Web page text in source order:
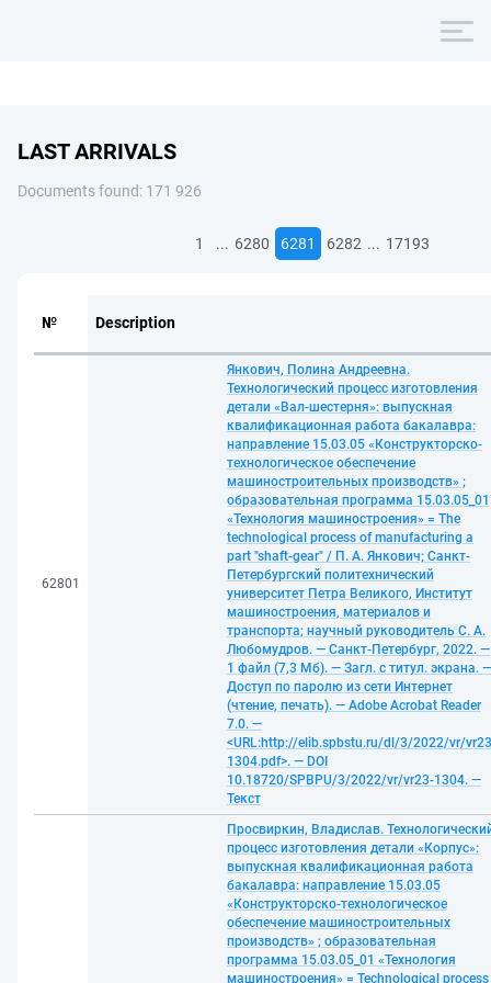
LAST ARRIVALS
Documents found: 171 926
1 ... 6280 6281 6282 ... 17193
№ Description
62801
Янкович, Полина Андреевна.
Технологический процесс изготовления
детали «Вал-шестерня»: выпускная
квалификационная работа бакалавра:
направление 15.03.05 «Конструкторско-
технологическое обеспечение
машиностроительных производств» ;
образовательная программа 15.03.05_01
«Технология машиностроения» = The
technological process of manufacturing a
part "shaft-gear" / П. А. Янкович; Санкт-
Петербургский политехнический
университет Петра Великого, Институт
машиностроения, материалов и
транспорта; научный руководитель С. А.
Любомудров. — Санкт-Петербург, 2022. —
1 файл (7,3 Мб). — Загл. с титул. экрана. —
Доступ по паролю из сети Интернет
(чтение, печать). — Adobe Acrobat Reader
7.0. —
<URL:http://elib.spbstu.ru/dl/3/2022/vr/
1304.pdf>. — DOI
10.18720/SPBPU/3/2022/vr/vr23-1304. —
Текст
Просвиркин, Владислав.
процесс изготовления детали «Корпус»:
выпускная квалификационная работа
бакалавра: направление 15.03.05
«Конструкторско-технологическое
обеспечение машиностроительных
производств» ; образовательная
программа 15.03.05_01 «Технология
машиностроения» = Technological process